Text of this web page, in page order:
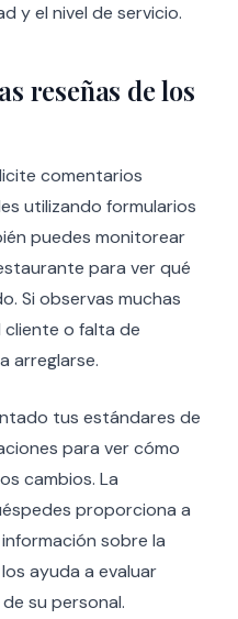
y el nivel de servicio.
reseñas de los
comentarios
utilizando formularios
puedes monitorear
para ver qué
Si observas muchas
cliente o falta de
arreglarse.
tus estándares de
para ver cómo
cambios. La
proporciona a
sobre la
ayuda a evaluar
su personal.